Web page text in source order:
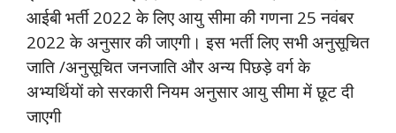
आईबी भर्ती 2022 के लिए आयु सीमा की गणना 25 नवंबर
2022 के अनुसार की जाएगी। इस भर्ती लिए सभी अनुसूचित
जाति /अनुसूचित जनजाति और अन्य पिछड़े वर्ग के
अभ्यर्थियों को सरकारी नियम अनुसार आयु सीमा में छूट दी
जाएगी